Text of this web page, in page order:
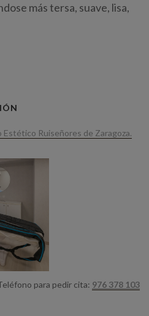
más tersa, suave, lisa,
Ruiseñores de Zaragoza.
para pedir cita: 976 378 103